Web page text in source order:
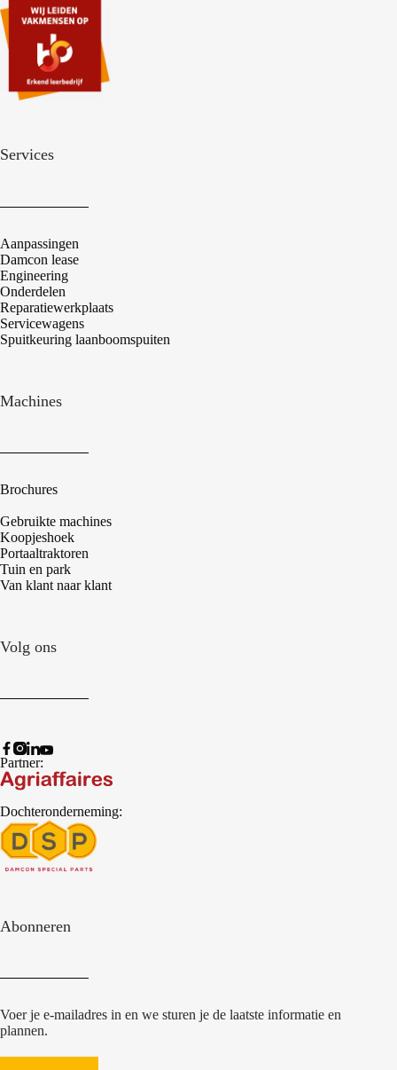
Services
Aanpassingen
Damcon lease
Engineering
Onderdelen
Reparatiewerkplaats
Servicewagens
Spuitkeuring laanboomspuiten
Machines
Brochures
Gebruikte machines
Koopjeshoek
Portaaltraktoren
Tuin en park
Van klant naar klant
Volg ons
Partner:
Dochteronderneming:
Abonneren
Voer je e-mailadres in en we sturen je de laatste informatie en
plannen.